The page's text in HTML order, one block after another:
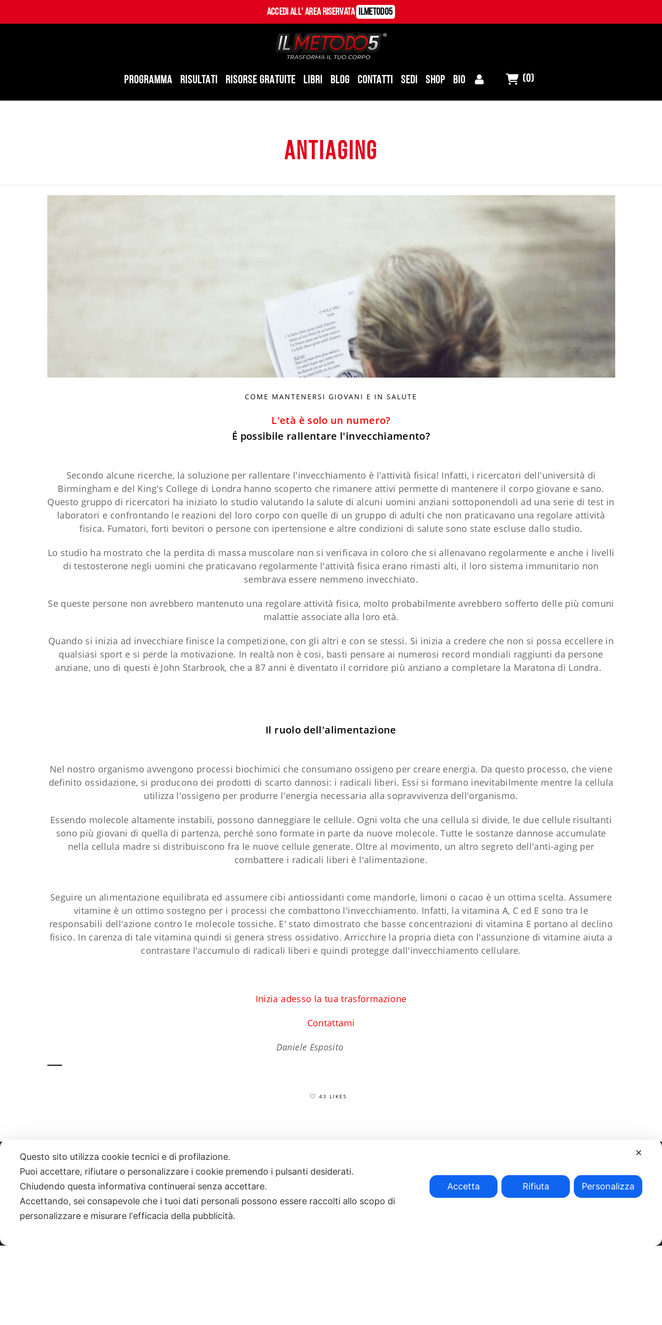
Accedi all' Area Riservata ILMetodo5
PROGRAMMA RISULTATI RISORSE GRATUITE LIBRI BLOG CONTATTI SEDI SHOP BIO (0)
antiaging
COME MANTENERSI GIOVANI E IN SALUTE
L'età è solo un numero?
É possibile rallentare l'invecchiamento?
Secondo alcune ricerche, la soluzione per rallentare l'invecchiamento è l'attività fisica! Infatti, i ricercatori dell'università di
Birmingham e del King's College di Londra hanno scoperto che rimanere attivi permette di mantenere il corpo giovane e sano.
Questo gruppo di ricercatori ha iniziato lo studio valutando la salute di alcuni uomini anziani sottoponendoli ad una serie di test in
laboratori e confrontando le reazioni del loro corpo con quelle di un gruppo di adulti che non praticavano una regolare attività
fisica. Fumatori, forti bevitori o persone con ipertensione e altre condizioni di salute sono state escluse dallo studio.
Lo studio ha mostrato che la perdita di massa muscolare non si verificava in coloro che si allenavano regolarmente e anche i livelli
di testosterone negli uomini che praticavano regolarmente l'attività fisica erano rimasti alti, il loro sistema immunitario non
sembrava essere nemmeno invecchiato.
Se queste persone non avrebbero mantenuto una regolare attività fisica, molto probabilmente avrebbero sofferto delle più comuni
malattie associate alla loro età.
Quando si inizia ad invecchiare finisce la competizione, con gli altri e con se stessi. Si inizia a credere che non si possa eccellere in
qualsiasi sport e si perde la motivazione. In realtà non è cosi, basti pensare ai numerosi record mondiali raggiunti da persone
anziane, uno di questi è John Starbrook, che a 87 anni è diventato il corridore più anziano a completare la Maratona di Londra.
Il ruolo dell'alimentazione
Nel nostro organismo avvengono processi biochimici che consumano ossigeno per creare energia. Da questo processo, che viene
definito ossidazione, si producono dei prodotti di scarto dannosi: i radicali liberi. Essi si formano inevitabilmente mentre la cellula
utilizza l'ossigeno per produrre l'energia necessaria alla sopravvivenza dell'organismo.
Essendo molecole altamente instabili, possono danneggiare le cellule. Ogni volta che una cellula si divide, le due cellule risultanti
sono più giovani di quella di partenza, perché sono formate in parte da nuove molecole. Tutte le sostanze dannose accumulate
nella cellula madre si distribuiscono fra le nuove cellule generate. Oltre al movimento, un altro segreto dell'anti-aging per
combattere i radicali liberi è l'alimentazione.
Seguire un alimentazione equilibrata ed assumere cibi antiossidanti come mandorle, limoni o cacao è un ottima scelta. Assumere
vitamine è un ottimo sostegno per i processi che combattono l'invecchiamento. Infatti, la vitamina A, C ed E sono tra le
responsabili dell'azione contro le molecole tossiche. E' stato dimostrato che basse concentrazioni di vitamina E portano al declino
fisico. In carenza di tale vitamina quindi si genera stress ossidativo. Arricchire la propria dieta con l'assunzione di vitamine aiuta a
contrastare l'accumulo di radicali liberi e quindi protegge dall'invecchiamento cellulare.
Inizia adesso la tua trasformazione
Contattami
Daniele Esposito
43 LIKES
| NEWSLETTER
|
✕
Questo sito utilizza cookie tecnici e di profilazione.
Puoi accettare, rifiutare o personalizzare i cookie premendo i pulsanti desiderati.
Chiudendo questa informativa continuerai senza accettare.
Accettando, sei consapevole che i tuoi dati personali possono essere raccolti allo scopo di
personalizzare e misurare l'efficacia della pubblicità.
Accetta Rifiuta Personalizza